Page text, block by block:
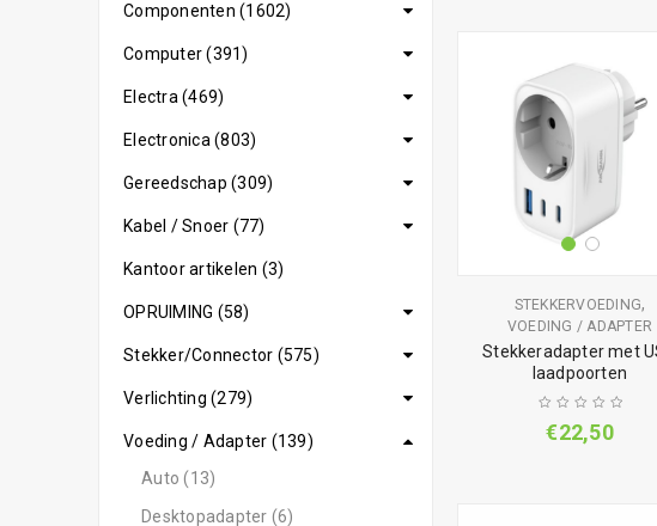
Componenten (1602)
Computer (391)
Electra (469)
Electronica (803)
Gereedschap (309)
Kabel / Snoer (77)
Kantoor artikelen (3)
OPRUIMING (58)
Stekker/Connector (575)
Verlichting (279)
Voeding / Adapter (139)
Auto (13)
Desktopadapter (6)
STEKKERVOEDING,
VOEDING / ADAPTER
Stekkeradapter met
laadpoorten
€22,50